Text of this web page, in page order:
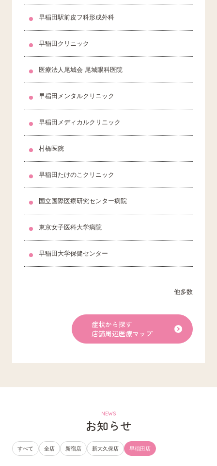
早稲田駅前皮フ科形成外科
早稲田クリニック
医療法人尾城会 尾城眼科医院
早稲田メンタルクリニック
早稲田メディカルクリニック
村橋医院
早稲田たけのこクリニック
国立国際医療研究センター病院
東京女子医科大学病院
早稲田大学保健センター
他多数
症状から探す
店舗周辺医療マップ
NEWS
お知らせ
すべて 全店 新宿店 新大久保店 早稲田店